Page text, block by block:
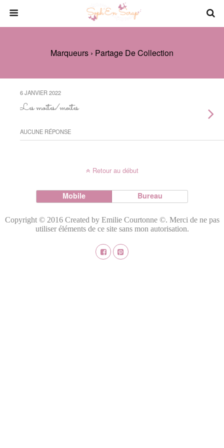
Marqueurs › Partage De Collection
6 JANVIER 2022
Les moites/moites
AUCUNE RÉPONSE
Retour au début
Mobile Bureau
Copyright © 2016 Created by Emilie Courtonne ©. Merci de ne pas
utiliser éléments de ce site sans mon autorisation.